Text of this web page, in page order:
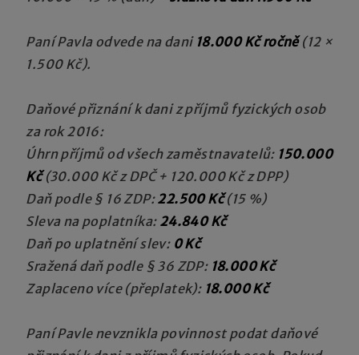
Paní Pavla odvede na dani 18.000 Kč ročně(12 ×
1.500 Kč).
Daňové přiznání k dani z příjmů fyzických osob
za rok 2016:
Úhrn příjmů od všech zaměstnavatelů: 150.000
Kč(30.000 Kč z DPČ + 120.000 Kč z DPP)
Daň podle § 16 ZDP:22.500 Kč(15 %)
Sleva na poplatníka: 24.840 Kč
Daň po uplatnění slev: 0 Kč
Sražená daň podle § 36 ZDP: 18.000 Kč
Zaplaceno více (přeplatek): 18.000 Kč
Paní Pavle nevznikla povinnost podat daňové